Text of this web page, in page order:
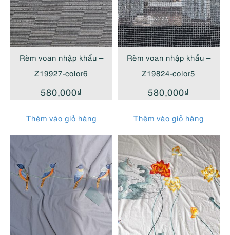
Rèm voan nhập khẩu –
Z19927-color6
580,000₫
Thêm vào giỏ hàng
Rèm voan nhập khẩu –
Z19824-color5
580,000₫
Thêm vào giỏ hàng